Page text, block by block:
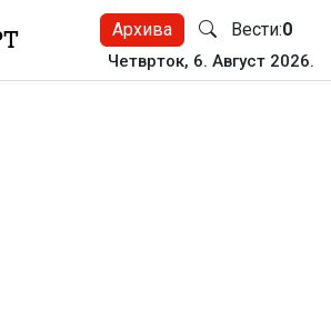
Архива Вести:0
Четврток, 6. Август 2026.